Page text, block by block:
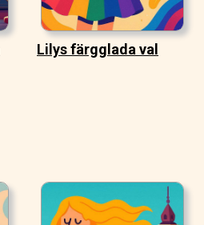
Lilys färgglada val